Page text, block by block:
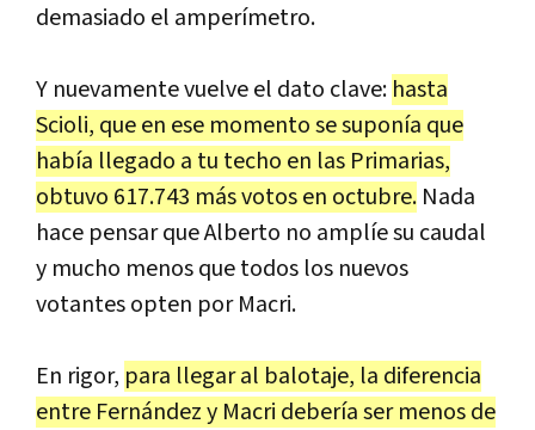
demasiado el amperímetro.
Y nuevamente vuelve el dato clave: hasta
Scioli, que en ese momento se suponía que
había llegado a tu techo en las Primarias,
obtuvo 617.743 más votos en octubre. Nada
hace pensar que Alberto no amplíe su caudal
y mucho menos que todos los nuevos
votantes opten por Macri.
En rigor, para llegar al balotaje, la diferencia
entre Fernández y Macri debería ser menos de